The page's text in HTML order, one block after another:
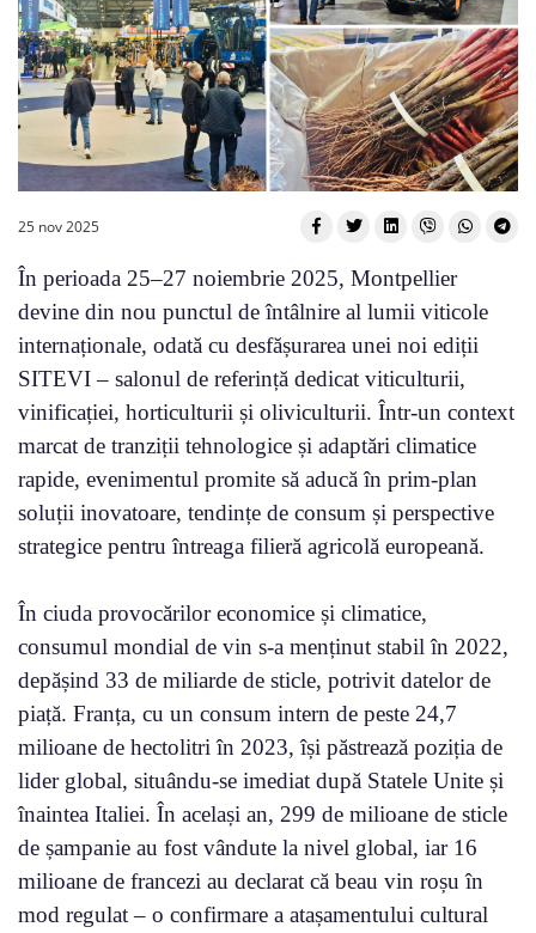
25 nov 2025
În perioada 25–27 noiembrie 2025, Montpellier
devine din nou punctul de întâlnire al lumii viticole
internaționale, odată cu desfășurarea unei noi ediții
SITEVI – salonul de referință dedicat viticulturii,
vinificației, horticulturii și oliviculturii. Într-un context
marcat de tranziții tehnologice și adaptări climatice
rapide, evenimentul promite să aducă în prim-plan
soluții inovatoare, tendințe de consum și perspective
strategice pentru întreaga filieră agricolă europeană.
În ciuda provocărilor economice și climatice,
consumul mondial de vin s-a menținut stabil în 2022,
depășind 33 de miliarde de sticle, potrivit datelor de
piață. Franța, cu un consum intern de peste 24,7
milioane de hectolitri în 2023, își păstrează poziția de
lider global, situându-se imediat după Statele Unite și
înaintea Italiei. În același an, 299 de milioane de sticle
de șampanie au fost vândute la nivel global, iar 16
milioane de francezi au declarat că beau vin roșu în
mod regulat – o confirmare a atașamentului cultural